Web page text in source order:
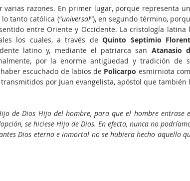
razones. En primer lugar, porque representa
tanto católica (“universal”), en segundo término,
entre Oriente y Occidente. La cristología latina
los cuales, a través de Quinto Septimio
latino y, mediante el patriarca san Atanasio
por la enorme antigüedad y tradición de
escuchado de labios de Policarpo esmirniota
por Juan evangelista, apóstol que también
de Dios Hijo del hombre, para que el hombre entrase
se hiciese Hijo de Dios. En efecto, nunca no